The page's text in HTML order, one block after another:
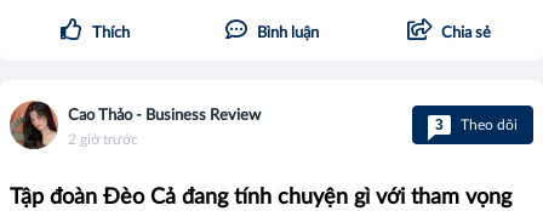
Thích Bình luận Chia sẻ
Cao Thảo - Business Review
2 giờ trước
3 Theo dõi
Tập đoàn Đèo Cả đang tính chuyện gì với tham vọng